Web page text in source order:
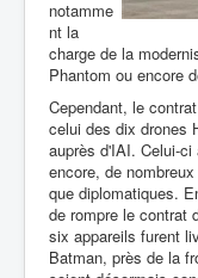
notamme
nt la
charge de la
Phantom ou encore
Cependant, le
celui des dix drones
auprès d'IAI. Celui-
encore, de
que diplomatiques.
de rompre le contrat
six appareils furent
Batman, près de la